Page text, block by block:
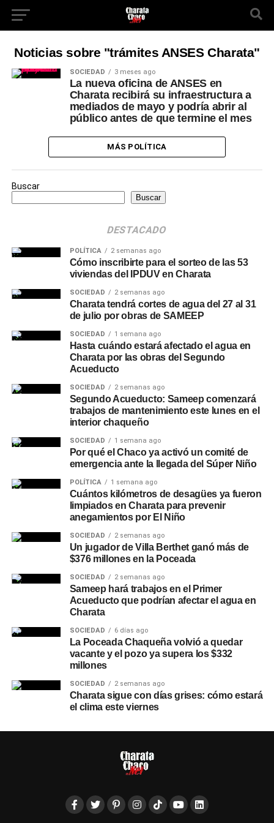
Noticias sobre "trámites ANSES Charata"
SOCIEDAD 3 meses ago
La nueva oficina de ANSES en
Charata recibirá su infraestructura a
mediados de mayo y podría abrir al
público antes de que termine el mes
MÁS POLÍTICA
Buscar
Buscar
DESTACADO
POLÍTICA 2 semanas ago
Cómo inscribirte para el sorteo de las 53
viviendas del IPDUV en Charata
SOCIEDAD 2 semanas ago
Charata tendrá cortes de agua del 27 al 31
de julio por obras de SAMEEP
SOCIEDAD 1 semana ago
Hasta cuándo estará afectado el agua en
Charata por las obras del Segundo
Acueducto
SOCIEDAD 2 semanas ago
Segundo Acueducto: Sameep comenzará
trabajos de mantenimiento este lunes en el
interior chaqueño
SOCIEDAD 1 semana ago
Por qué el Chaco ya activó un comité de
emergencia ante la llegada del Súper Niño
POLÍTICA 1 semana ago
Cuántos kilómetros de desagües ya fueron
limpiados en Charata para prevenir
anegamientos por El Niño
SOCIEDAD 2 semanas ago
Un jugador de Villa Berthet ganó más de
$376 millones en la Poceada
SOCIEDAD 2 semanas ago
Sameep hará trabajos en el Primer
Acueducto que podrían afectar el agua en
Charata
SOCIEDAD 6 días ago
La Poceada Chaqueña volvió a quedar
vacante y el pozo ya supera los $332
millones
SOCIEDAD 2 semanas ago
Charata sigue con días grises: cómo estará
el clima este viernes